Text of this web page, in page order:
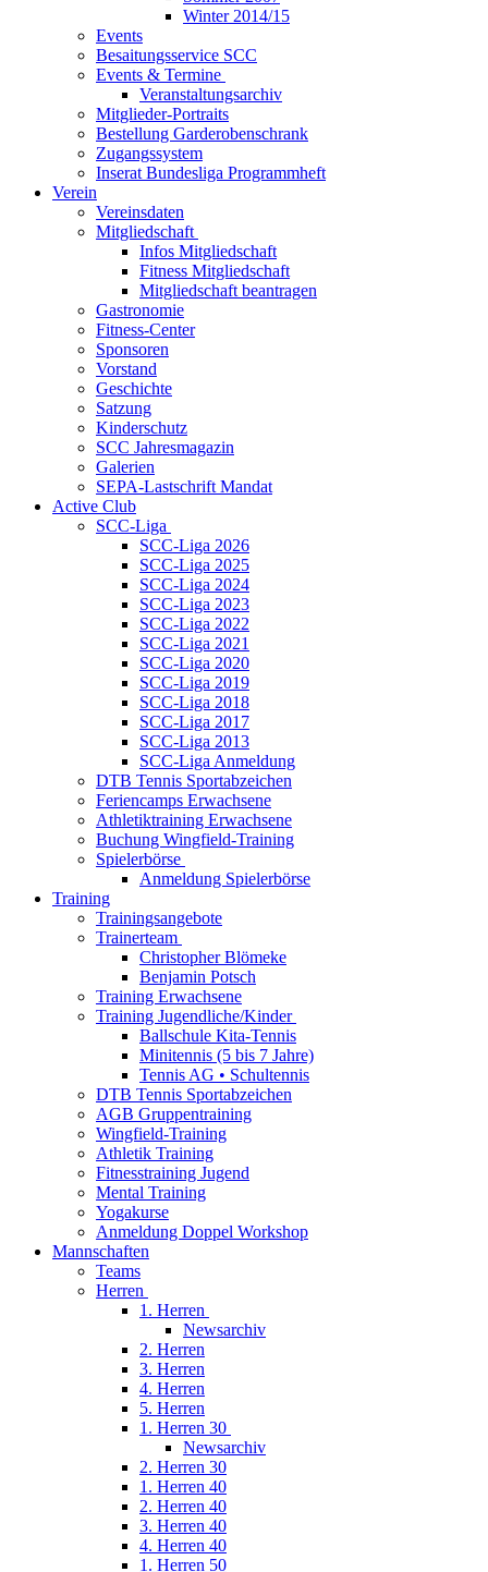
Winter 2014/15
Events
Besaitungsservice SCC
Events & Termine
Veranstaltungsarchiv
Mitglieder-Portraits
Bestellung Garderobenschrank
Zugangssystem
Inserat Bundesliga Programmheft
Verein
Vereinsdaten
Mitgliedschaft
Infos Mitgliedschaft
Fitness Mitgliedschaft
Mitgliedschaft beantragen
Gastronomie
Fitness-Center
Sponsoren
Vorstand
Geschichte
Satzung
Kinderschutz
SCC Jahresmagazin
Galerien
SEPA-Lastschrift Mandat
Active Club
SCC-Liga
SCC-Liga 2026
SCC-Liga 2025
SCC-Liga 2024
SCC-Liga 2023
SCC-Liga 2022
SCC-Liga 2021
SCC-Liga 2020
SCC-Liga 2019
SCC-Liga 2018
SCC-Liga 2017
SCC-Liga 2013
SCC-Liga Anmeldung
DTB Tennis Sportabzeichen
Feriencamps Erwachsene
Athletiktraining Erwachsene
Buchung Wingfield-Training
Spielerbörse
Anmeldung Spielerbörse
Training
Trainingsangebote
Trainerteam
Christopher Blömeke
Benjamin Potsch
Training Erwachsene
Training Jugendliche/Kinder
Ballschule Kita-Tennis
Minitennis (5 bis 7 Jahre)
Tennis AG • Schultennis
DTB Tennis Sportabzeichen
AGB Gruppentraining
Wingfield-Training
Athletik Training
Fitnesstraining Jugend
Mental Training
Yogakurse
Anmeldung Doppel Workshop
Mannschaften
Teams
Herren
1. Herren
Newsarchiv
2. Herren
3. Herren
4. Herren
5. Herren
1. Herren 30
Newsarchiv
2. Herren 30
1. Herren 40
2. Herren 40
3. Herren 40
4. Herren 40
1. Herren 50